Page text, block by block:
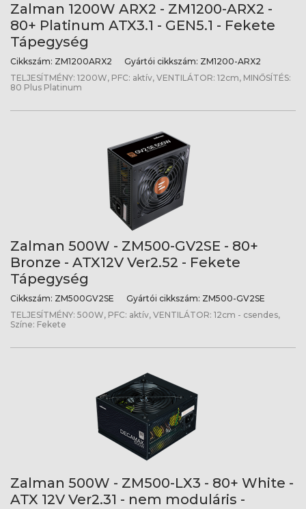
Zalman 1200W ARX2 - ZM1200-ARX2 -
80+ Platinum ATX3.1 - GEN5.1 - Fekete
Tápegység
Cikkszám: ZM1200ARX2 Gyártói cikkszám: ZM1200-ARX2
TELJESÍTMÉNY: 1200W, PFC: aktív, VENTILÁTOR: 12cm, MINŐSÍTÉS:
80 Plus Platinum
Zalman 500W - ZM500-GV2SE - 80+
Bronze - ATX12V Ver2.52 - Fekete
Tápegység
Cikkszám: ZM500GV2SE Gyártói cikkszám: ZM500-GV2SE
TELJESÍTMÉNY: 500W, PFC: aktív, VENTILÁTOR: 12cm - csendes,
Színe: Fekete
Zalman 500W - ZM500-LX3 - 80+ White -
ATX 12V Ver2.31 - nem moduláris -